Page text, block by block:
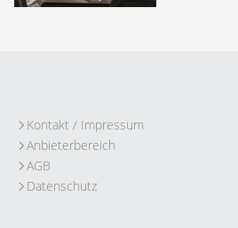
Kontakt / Impressum
Anbieterbereich
AGB
Datenschutz